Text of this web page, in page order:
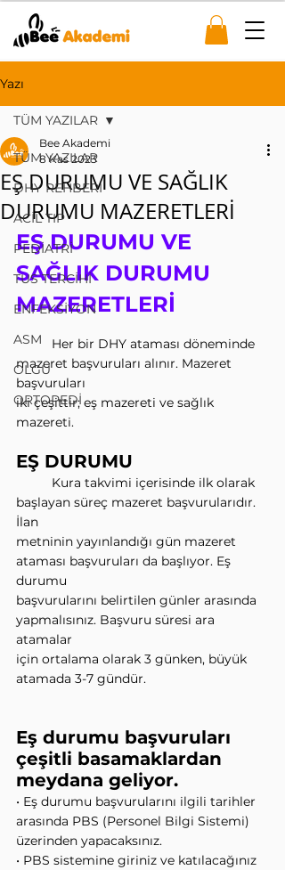
Yazı
TÜM YAZILAR
DHY REHBERİ
ACİL TIP
PEDİATRİ
TUS TERCİHİ
ENFEKSİYON
ASM
OLGU
ORTOPEDİ
TÜM YAZILAR
EŞ DURUMU VE SAĞLIK
DURUMU MAZERETLERİ
Bee Akademi
8 Kas 2023
EŞ DURUMU VE
SAĞLIK DURUMU
MAZERETLERİ
          Her bir DHY ataması döneminde
mazeret başvuruları alınır. Mazeret
başvuruları
iki çeşittir; eş mazereti ve sağlık
mazereti.
EŞ DURUMU
başlayan süreç mazeret başvurularıdır.
İlan
metninin yayınlandığı gün mazeret
ataması başvuruları da başlıyor. Eş
durumu
başvurularını belirtilen günler arasında
yapmalısınız. Başvuru süresi ara
atamalar
için ortalama olarak 3 günken, büyük
atamada 3-7 gündür.
Eş durumu başvuruları
çeşitli basamaklardan
meydana geliyor.
• Eş durumu başvurularını ilgili tarihler
arasında PBS (Personel Bilgi Sistemi)
üzerinden yapacaksınız.
• PBS sistemine giriniz ve katılacağınız